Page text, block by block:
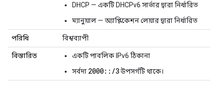
DHCP — একটি DHCPv6 সার্ভার দ্বারা নির্ধারিত
ম্যানুয়াল — অ্যাপ্লিকেশন লেয়ার দ্বারা নির্ধারিত
পরিধি বিশ্বব্যাপী
বিস্তারিত
একটি পাবলিক IPv6 ঠিকানা
সর্বদা 2000::/3উপসর্গটি থাকে।